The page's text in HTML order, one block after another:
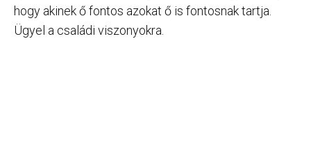
hogy akinek ő fontos azokat ő is fontosnak tartja.
Ügyel a családi viszonyokra.